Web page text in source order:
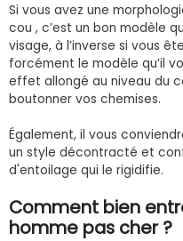
Si vous avez une
cou , c’est un bon modèle
visage, à l’inverse si vous
forcément le modèle qu’il
effet allongé au niveau du
boutonner vos chemises.
Également, il vous
un style décontracté et
d'entoilage qui le rigidifie.
Comment bien
homme pas cher?